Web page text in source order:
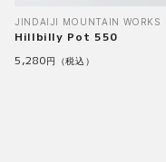
JINDAIJI MOUNTAIN WORKS
Hillbilly Pot 550
5,280円（税込）